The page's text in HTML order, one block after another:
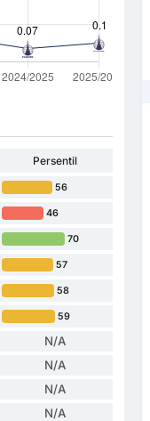
Persentil
56
46
70
57
58
59
N/A
N/A
N/A
N/A